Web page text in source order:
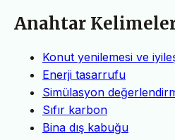
Anahtar
Konut yenilemesi ve
Enerji tasarrufu
Simülasyon
Sıfır karbon
Bina dış kabuğu